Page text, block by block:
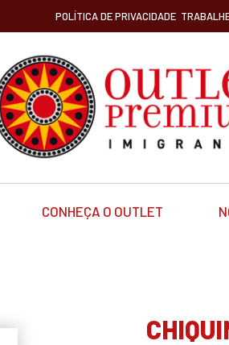
POLÍTICA DE PRIVACIDADE
CONHEÇA O OUTLET